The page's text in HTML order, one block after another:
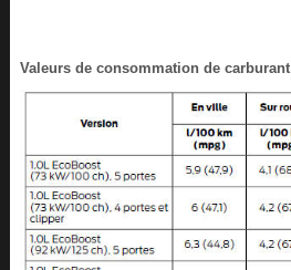
Valeurs de consommation de carburant